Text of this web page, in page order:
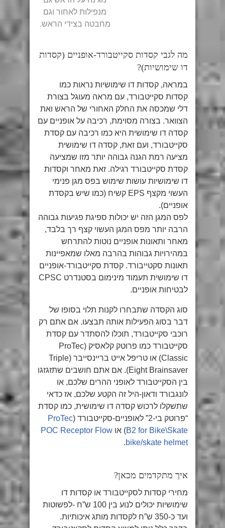
מנפילות לאחור וגם
מחבטה בצידי הראש.
מה לגבי קסדות סקייטבורד-אופניים (קסדות
דו שימושיות)?
במראה, קסדות דו שימושיות נראות כמו
קסדות סקייטבורד, עם מראה מעוגל בצורת
דלי שמכסה את החלק האחורי של הראש ואת
הצוואר. בצורה מסוימת, רכיבה על אופניים עם
קסדה דו שימושית היא כמו רכיבה עם קסדת
סקייטבורד, ועם זאת, קסדה דו שימושית
מציעה רמת הגנה גבוהה יותר מזו שמציעה
קסדת סקייטבורד רגילה. זאת מאחר וקסדות
דו שימושיות עושות שימוש בפס מגן פנימי
העשוי מקצף EPS קשיח (כמו שיש בקסדת
אופניים).
לפס המגן הזה יש יכולות ספיגת פגיעות גבוהה
הרבה יותר מפס המגן העשוי קצף רך בלבד,
מאחר ותאונות אופניים נוטות להתרחש
במהירויות גבוהות בהרבה מאלו שמאפיינות
תאונות סקטייבורד. קסדת סקייטבורד-אופניים
דו שימושית תעמוד מינימום בסטנדרט CPSC
לבטיחות אופניים.
סוג הקסדה שתבחרו לקנות תלוי בסופו של
דבר בסוג הפעילות אותה תבצעו. אם אתם רק
רוכבי סקייטבורד, תוכלו להסתדר עם קסדת
סקייטבורד כמו פרוטק קלאסיק (ProTec
Classic) או טריפל אייט בריינסייבר (Triple
Eight Brainsaver). אם אתם חושבים שתזגזגו
בין הסקייטבורד לאופני ההרים שלכם, או
לונגבורד ודאון-היל זה הקטע שלכם, אז כדאי
שתשקלו לרכוש קסדה דו שימושית, כמו קסדת
“פרוטק בי-2” לאופניים-סקייטבורד (
ProTec
B2 for Bike\Skate) או POC Receptor Flow
bike/skate helmet
.
איך מתקדמים מכאן?
מחירי קסדות לסקייטבורד או קסדות דו
שימושיות יכולים לנוע בין 100 ש”ח -לפשוטות
ועד כ-350 ש”ח לקסדות מותג איכותיות.